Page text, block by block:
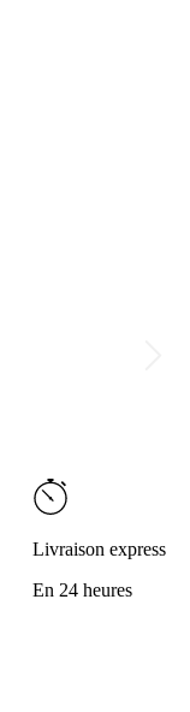
Livraison express
En 24 heures